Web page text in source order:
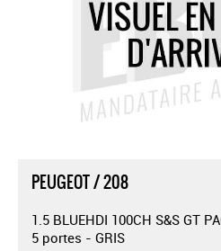
PEUGEOT / 208
1.5 BLUEHDI 100CH S&S GT
5 portes - GRIS